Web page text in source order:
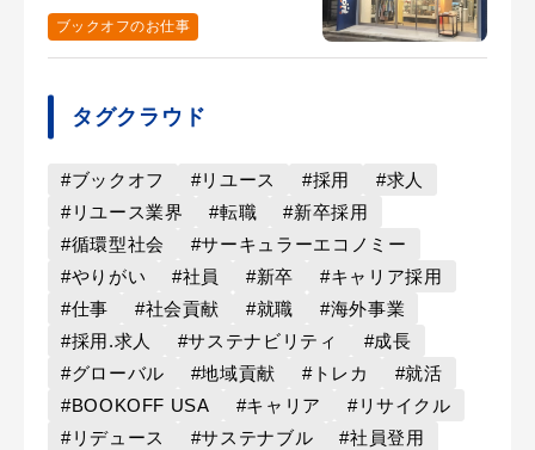
ブックオフのお仕事
タグクラウド
#ブックオフ #リユース #採用
#求人
#リユース業界
#転職
#新卒採用
#循環型社会
#サーキュラーエコノミー
#やりがい
#社員 #新卒
#キャリア採用
#仕事
#社会貢献 #就職
#海外事業
#採用.求人
#サステナビリティ
#成長
#グローバル
#地域貢献 #トレカ
#就活
#BOOKOFF USA
#キャリア
#リサイクル
#リデュース
#サステナブル
#社員登用